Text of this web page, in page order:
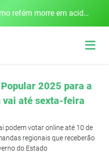
Empresário mantido como refém morre em acidente após assalto em Cerro Largo
2025 para a
vai até sexta-feira
podem votar online até 10 de
regionais que receberão
do Estado